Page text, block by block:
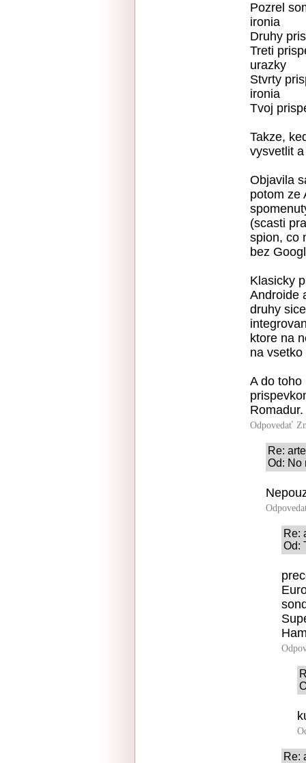
Pozrel
ironia
Druhy
Treti
urazky
Stvrty
ironia
Tvoj
Takze,
vysvetlit
Objavila
potom ze
(scasti
spion, co
bez
Klasicky
Androide
druhy
ktore na
na
A do toho
Odpovedať
Re:
Od: No
Re:
Od:
Re: